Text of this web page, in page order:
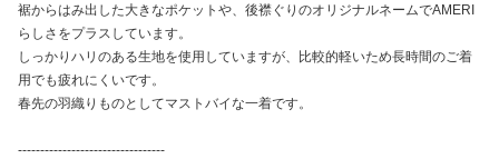
裾からはみ出した大きなポケットや、後襟ぐりのオリジナルネームでAMERI
らしさをプラスしています。
しっかりハリのある生地を使用していますが、比較的軽いため長時間のご着
用でも疲れにくいです。
春先の羽織りものとしてマストバイな一着です。
---------------------------------